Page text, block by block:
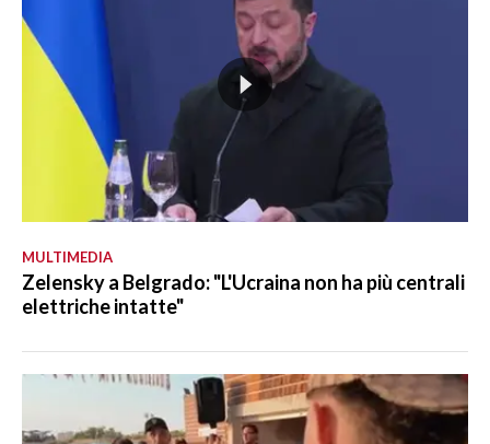
MULTIMEDIA
Zelensky a Belgrado: "L'Ucraina non ha più centrali
elettriche intatte"